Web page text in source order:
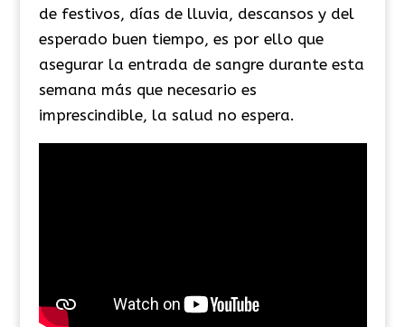
de festivos, días de lluvia, descansos y del
esperado buen tiempo, es por ello que
asegurar la entrada de sangre durante esta
semana más que necesario es
imprescindible, la salud no espera.